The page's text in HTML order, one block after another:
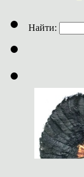
Найти: